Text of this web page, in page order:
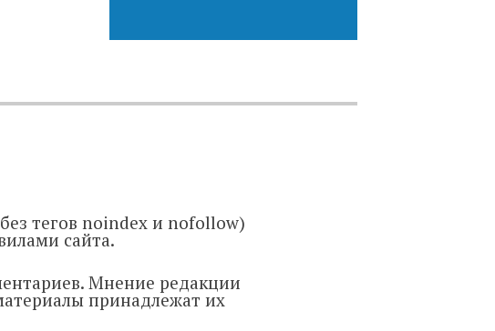
тегов noindex и nofollow)
сайта.
Мнение редакции
принадлежат их